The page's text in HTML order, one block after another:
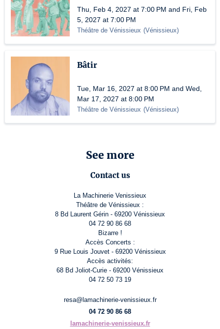
Thu, Feb 4, 2027 at 7:00 PM and Fri, Feb
5, 2027 at 7:00 PM
Théâtre de Vénissieux (Vénissieux)
Bâtir
Tue, Mar 16, 2027 at 8:00 PM and Wed,
Mar 17, 2027 at 8:00 PM
Théâtre de Vénissieux (Vénissieux)
See more
Contact us
La Machinerie Venissieux
Théâtre de Vénissieux :
8 Bd Laurent Gérin - 69200 Vénissieux
04 72 90 86 68
Bizarre !
Accès Concerts :
9 Rue Louis Jouvet - 69200 Vénissieux
Accès activités:
68 Bd Joliot-Curie - 69200 Vénissieux
04 72 50 73 19
resa@lamachinerie-venissieux.fr
04 72 90 86 68
lamachinerie-venissieux.fr